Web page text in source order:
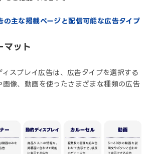
の主な掲載ページと配信可能な広告タイプ
マット
スプレイ広告は、広告タイプを選択する
画像、動画を使ったさまざまな種類の広告